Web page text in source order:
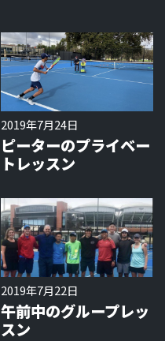
2019年7月24日
ピーターのプライベー
トレッスン
2019年7月22日
午前中のグループレッ
スン